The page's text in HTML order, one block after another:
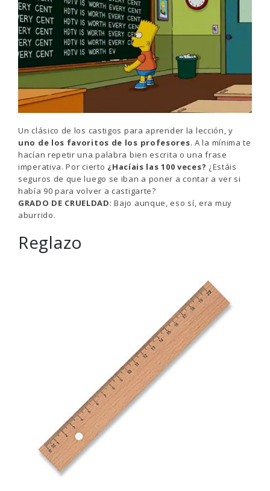
Un clásico de los castigos para aprender la lección, y
uno de los favoritos de los profesores. A la mínima te
hacían repetir una palabra bien escrita o una frase
imperativa. Por cierto ¿Hacíais las 100 veces? ¿Estáis
seguros de que luego se iban a poner a contar a ver si
había 90 para volver a castigarte?
GRADO DE CRUELDAD: Bajo aunque, eso sí, era muy
aburrido.
Reglazo